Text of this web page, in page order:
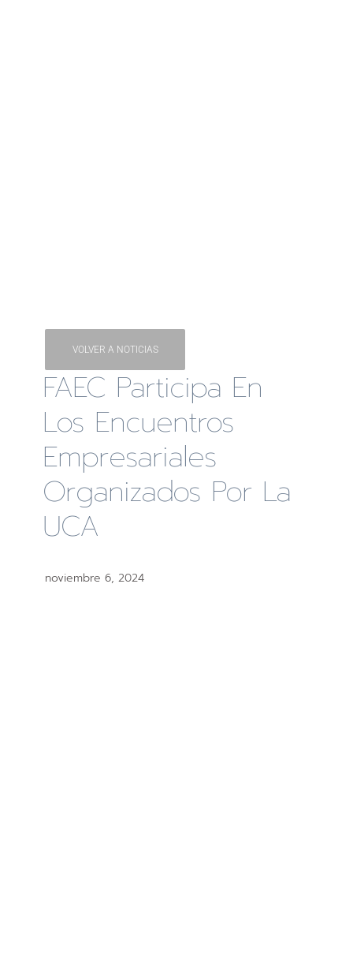
VOLVER A NOTICIAS
FAEC Participa En
Los Encuentros
Empresariales
Organizados Por La
UCA
noviembre 6, 2024